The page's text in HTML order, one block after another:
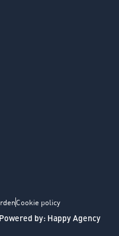
by: Happy Agency
Cookie policy